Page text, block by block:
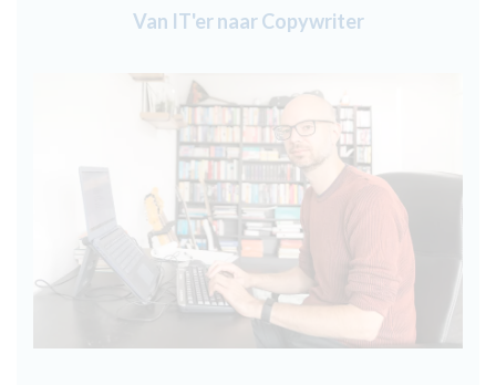
Van IT'er naar Copywriter